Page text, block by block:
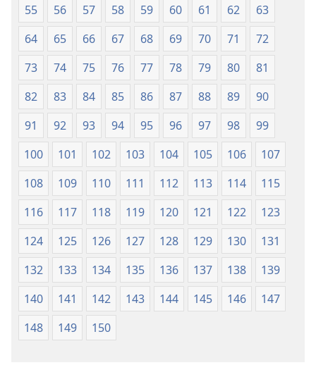
55
56 57 58 59 60 61 62
63
64
65 66 67 68 69 70 71
72
73
74 75 76 77 78 79 80
81
82
83 84 85 86 87 88 89
90
91
92 93 94 95 96 97 98
99
100
101 102 103 104 105 106
107
108
109 110 111 112 113 114
115
116
117 118 119 120 121 122
123
124
125 126 127 128 129 130
131
132
133 134 135 136 137 138
139
140
141 142 143 144 145 146
147
148
149 150